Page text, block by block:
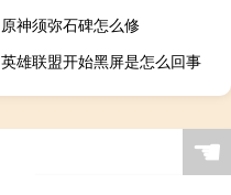
原神须弥石碑怎么修
英雄联盟开始黑屏是怎么回事
☚